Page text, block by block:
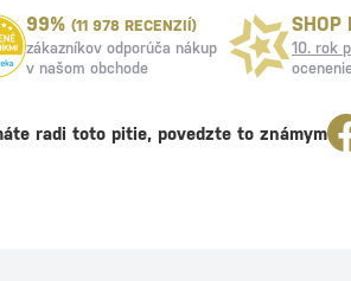
99% (11 978 RECENZIÍ)
zákazníkov odporúča nákup
v našom obchode
SHOP
10. rok
radi toto pitie, povedzte to známym